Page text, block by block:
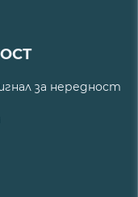
за нередност